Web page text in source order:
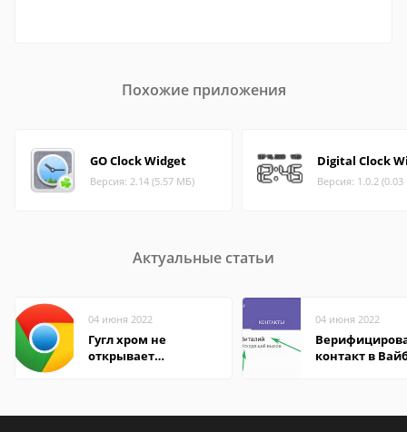
Похожие приложения
GO Clock Widget
Версия: 2.14 (5.57 МБ)
Digital Clock
Версия: 1.0.2
Актуальные статьи
04 июня 2022
Гугл хром не
открывает
04 июня 2022
контакт в